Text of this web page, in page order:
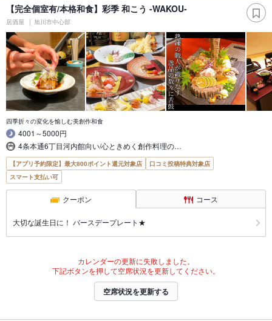
【完全個室有/本格和食】彩季 和こう -WAKOU-
居酒屋 旭川市中心部
四季折々の変化を愉しむ美創作和食
4001～5000円
4条本通6丁目河内館向い/心ときめく創作料理の…
【アプリ予約限定】最大800ポイント還元対象店
口コミ投稿特典対象店
スマート支払い可
クーポン コース
大切な誕生日に！ バースデープレート★
カレンダーの更新に失敗しました。
下記ボタンを押して空席状況を更新してください。
空席状況を更新する